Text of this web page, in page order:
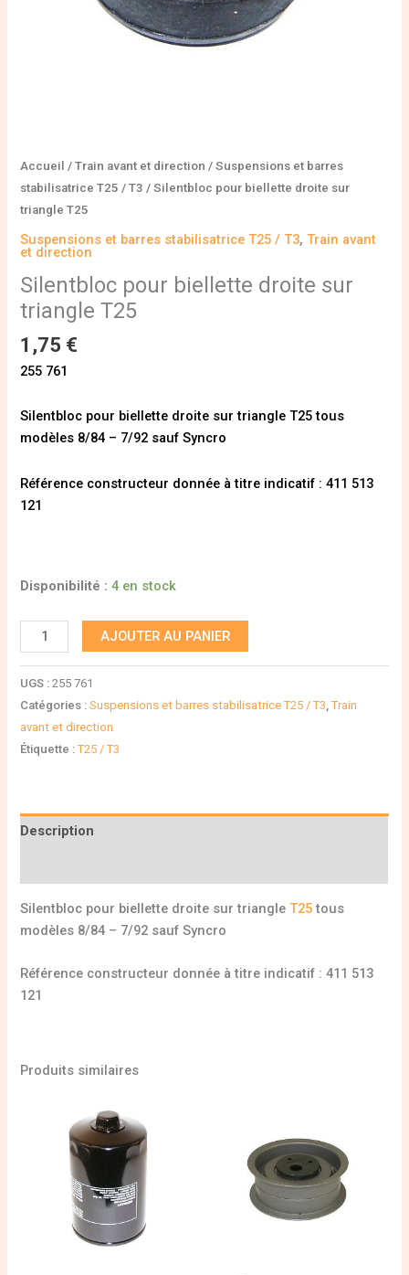
Accueil /Train avant et direction /Suspensions et barres
stabilisatrice T25 / T3 / Silentbloc pour biellette droite sur
triangle T25
Suspensions et barres stabilisatrice T25 / T3,Train avant
et direction
Silentbloc pour biellette droite sur
triangle T25
1,75 €
255 761
Silentbloc pour biellette droite sur triangle T25 tous
modèles 8/84 – 7/92 sauf Syncro
Référence constructeur donnée à titre indicatif : 411 513
121
Disponibilité : 4 en stock
AJOUTER AU PANIER
UGS :255 761
Catégories :Suspensions et barres stabilisatrice T25 / T3 ,Train
avant et direction
Étiquette :T25 / T3
Description
Silentbloc pour biellette droite sur triangleT25tous
modèles 8/84 – 7/92 sauf Syncro
Référence constructeur donnée à titre indicatif : 411 513
121
Produits similaires